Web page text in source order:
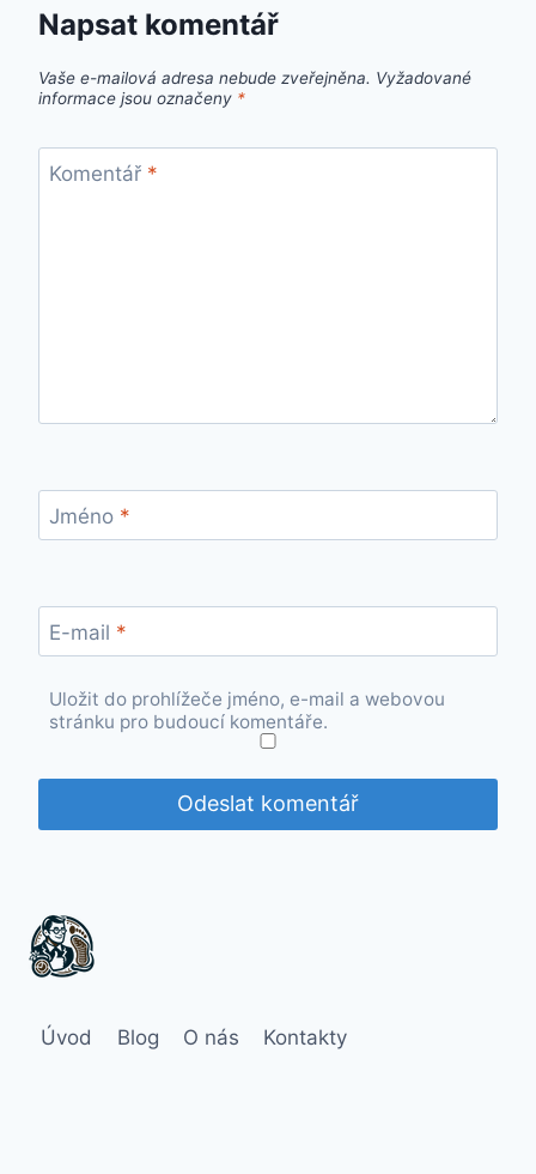
Napsat komentář
Vaše e-mailová adresa nebude zveřejněna. Vyžadované
informace jsou označeny *
Komentář *
Jméno *
E-mail *
Uložit do prohlížeče jméno, e-mail a webovou
stránku pro budoucí komentáře.
Úvod Blog O nás Kontakty